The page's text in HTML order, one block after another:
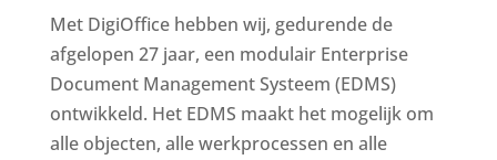
Met DigiOffice hebben wij, gedurende de
afgelopen 27 jaar, een modulair Enterprise
Document Management Systeem (EDMS)
ontwikkeld. Het EDMS maakt het mogelijk om
alle objecten, alle werkprocessen en alle